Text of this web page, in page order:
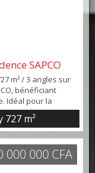
SAPCO
m² / 3 angles sur
bénéficiant
Idéal pour la
appartements
Emplacement
: 80.000.000
...
m²
000 000 CFA